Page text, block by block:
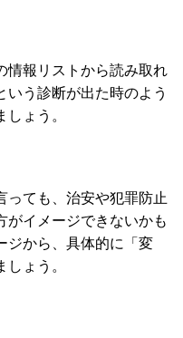
情報リストから読み取れ
う診断が出た時のよう
ょう。
っても、治安や犯罪防止
がイメージできないかも
ジから、具体的に「変
ょう。